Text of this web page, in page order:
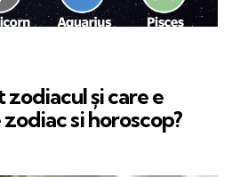
și care e
si horoscop?